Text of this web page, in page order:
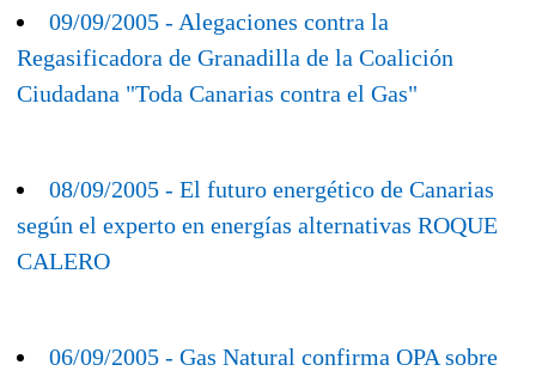
09/09/2005 - Alegaciones contra la
Regasificadora de Granadilla de la Coalición
Ciudadana "Toda Canarias contra el Gas"
08/09/2005 - El futuro energético de Canarias
según el experto en energías alternativas ROQUE
CALERO
06/09/2005 - Gas Natural confirma OPA sobre